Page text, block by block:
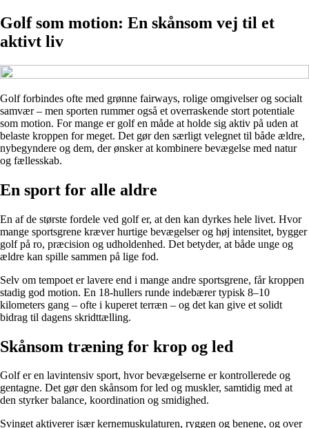
Golf som motion: En skånsom vej til et
aktivt liv
Golf forbindes ofte med grønne fairways, rolige omgivelser og socialt
samvær – men sporten rummer også et overraskende stort potentiale
som motion. For mange er golf en måde at holde sig aktiv på uden at
belaste kroppen for meget. Det gør den særligt velegnet til både ældre,
nybegyndere og dem, der ønsker at kombinere bevægelse med natur
og fællesskab.
En sport for alle aldre
En af de største fordele ved golf er, at den kan dyrkes hele livet. Hvor
mange sportsgrene kræver hurtige bevægelser og høj intensitet, bygger
golf på ro, præcision og udholdenhed. Det betyder, at både unge og
ældre kan spille sammen på lige fod.
Selv om tempoet er lavere end i mange andre sportsgrene, får kroppen
stadig god motion. En 18-hullers runde indebærer typisk 8–10
kilometers gang – ofte i kuperet terræn – og det kan give et solidt
bidrag til dagens skridttælling.
Skånsom træning for krop og led
Golf er en lavintensiv sport, hvor bevægelserne er kontrollerede og
gentagne. Det gør den skånsom for led og muskler, samtidig med at
den styrker balance, koordination og smidighed.
Svinget aktiverer især kernemuskulaturen, ryggen og benene, og over